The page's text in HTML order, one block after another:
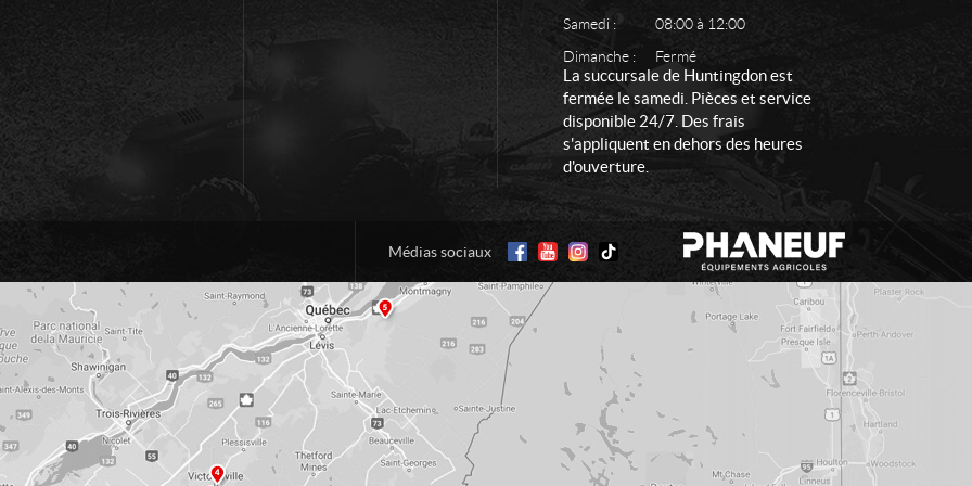
Samedi :
08:00 à 12:00
Dimanche :
Fermé
La succursale de Huntingdon est
fermée le samedi. Pièces et service
disponible 24/7. Des frais
s'appliquent en dehors des heures
d'ouverture.
Médias sociaux